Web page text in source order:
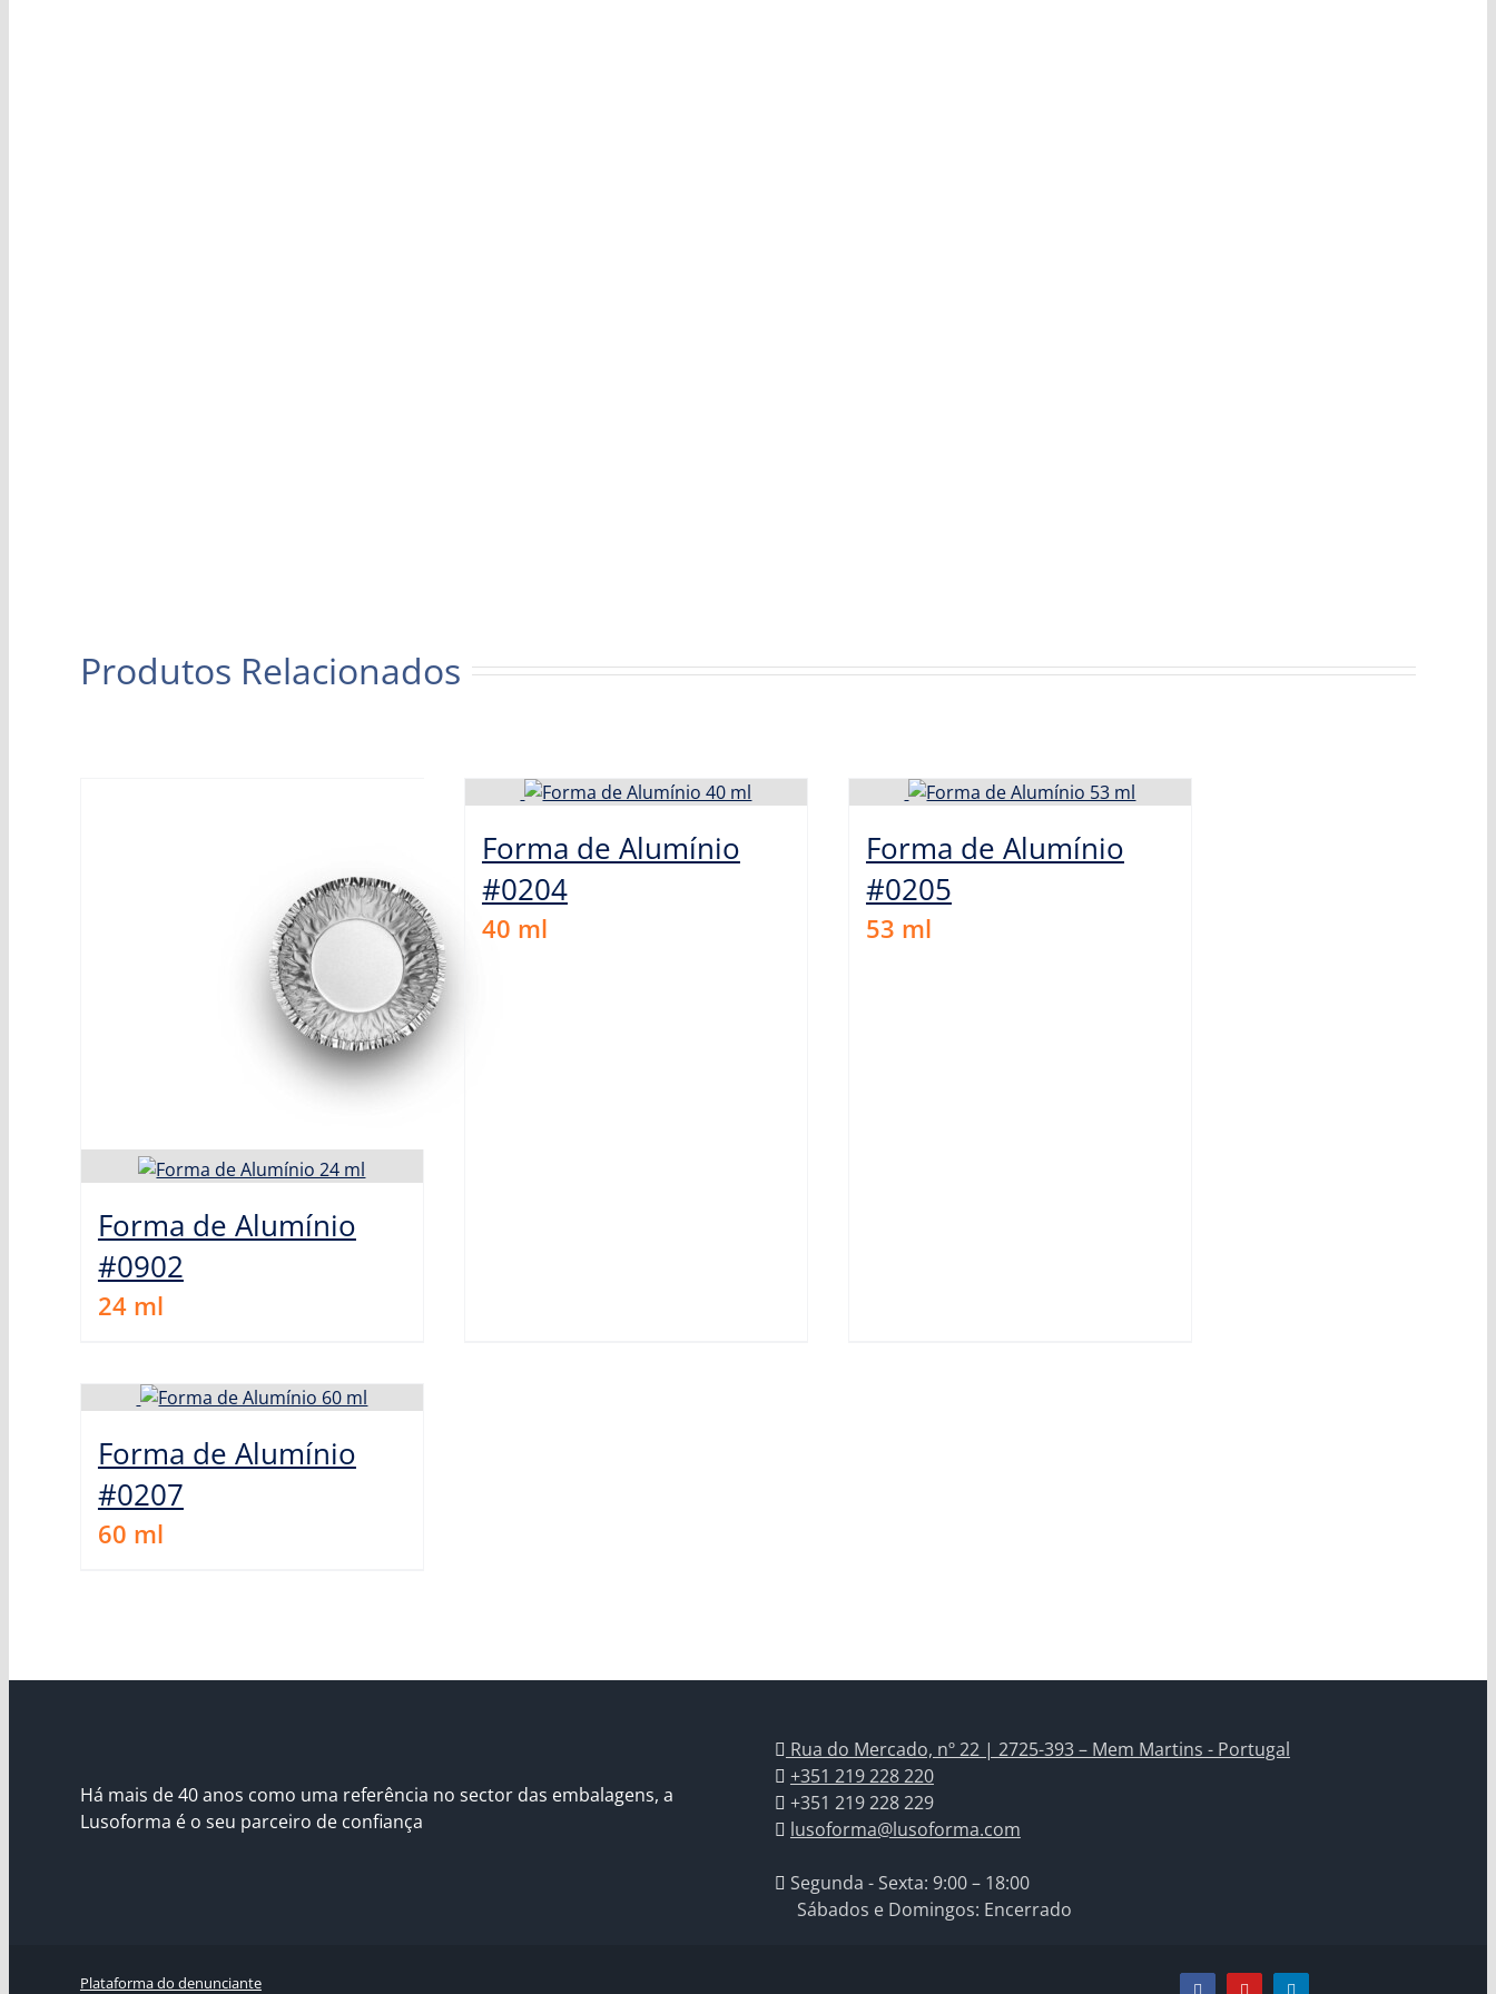
Produtos Relacionados
Forma de Alumínio
#0902
24ml
Forma de Alumínio
#0204
40 ml
Forma de Alumínio
#0205
53 ml
Forma de Alumínio
#0207
60 ml
Há mais de 40 anos como uma referência no sector das embalagens, a
Lusoforma é o seu parceiro de confiança
Rua do Mercado, nº 22 | 2725-393 – Mem Martins - Portugal
+351 219 228 220
+351 219 228 229
lusoforma@lusoforma.com
Segunda - Sexta: 9:00 – 18:00
Sábados e Domingos: Encerrado
Plataforma do denunciante